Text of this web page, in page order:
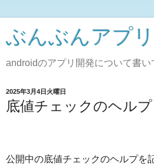
ぶんぶんアプリ
androidのアプリ開発について書い
2025年3月4日火曜日
底値チェックのヘルプ
公開中の底値チェックのヘルプを